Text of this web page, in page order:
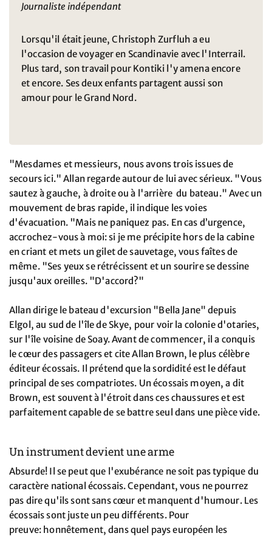
Journaliste indépendant
Lorsqu'il était jeune, Christoph Zurfluh a eu
l'occasion de voyager en Scandinavie avec l'Interrail.
Plus tard, son travail pour Kontiki l'y amena encore
et encore. Ses deux enfants partagent aussi son
amour pour le Grand Nord.
"Mesdames et messieurs, nous avons trois issues de
secours ici." Allan regarde autour de lui avec sérieux. "Vous
sautez à gauche, à droite ou à l'arrière du bateau." Avec un
mouvement de bras rapide, il indique les voies
d'évacuation. "Mais ne paniquez pas. En cas d’urgence,
accrochez-vous à moi: si je me précipite hors de la cabine
en criant et mets un gilet de sauvetage, vous faîtes de
même. "Ses yeux se rétrécissent et un sourire se dessine
jusqu'aux oreilles. "D'accord?"
Allan dirige le bateau d'excursion "Bella Jane" depuis
Elgol, au sud de l'île de Skye, pour voir la colonie d'otaries,
sur l'île voisine de Soay. Avant de commencer, il a conquis
le cœur des passagers et cite Allan Brown, le plus célèbre
éditeur écossais. Il prétend que la sordidité est le défaut
principal de ses compatriotes. Un écossais moyen, a dit
Brown, est souvent à l'étroit dans ces chaussures et est
parfaitement capable de se battre seul dans une pièce vide.
Un instrument devient une arme
Absurde! Il se peut que l'exubérance ne soit pas typique du
caractère national écossais. Cependant, vous ne pourrez
pas dire qu'ils sont sans cœur et manquent d'humour. Les
écossais sont juste un peu différents. Pour
preuve: honnêtement, dans quel pays européen les